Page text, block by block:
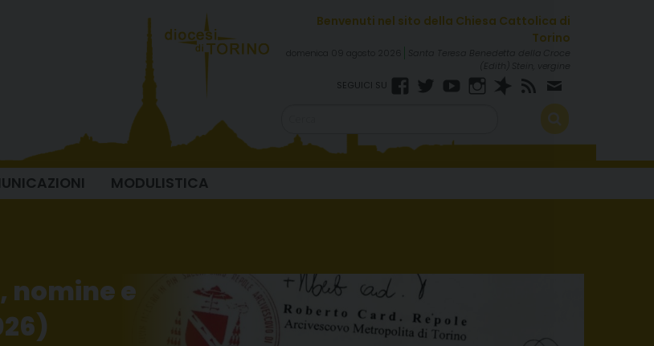
domenica 09 agosto 2026
Santa Teresa Benedetta della Croce
(Edith) Stein, vergine
Facebook
TwitterYouTubeInstagram
Spreaker
RSS
FEED
Newsletter
MODULISTICA
nomine e